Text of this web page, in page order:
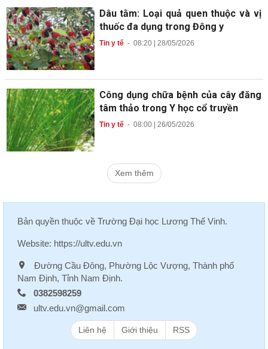
Dâu tằm: Loại quả quen thuộc và vị
thuốc đa dụng trong Đông y
Tin y tế- 08:20 | 28/05/2026
Công dụng chữa bệnh của cây đăng
tâm thảo trong Y học cổ truyền
Tin y tế- 08:00 | 26/05/2026
Xem thêm
Bản quyền thuộc về Trường Đại học Lương Thế Vinh.
Website: https://ultv.edu.vn
Đường Cầu Đông, Phường Lộc Vượng, Thành phố
Nam Định, Tỉnh Nam Định.
0382598259
ultv.edu.vn@gmail.com
Liên hệ Giới thiệu RSS